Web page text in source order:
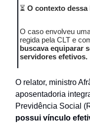
⏳ O contexto
O caso envolveu
regida pela CLT e
buscava equiparar
servidores efetivos.
O relator, ministro
aposentadoria
Previdência Social
possui vínculo